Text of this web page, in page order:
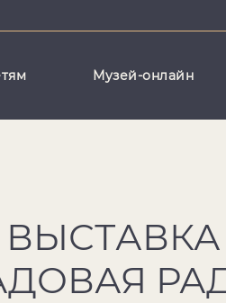
Музей-онлайн